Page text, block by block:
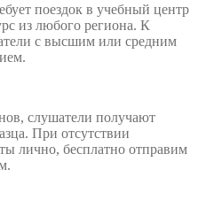
поездок в учебный центр
из любого региона. К
с высшим или средним
слушатели получают
При отсутствии
лично, бесплатно отправим